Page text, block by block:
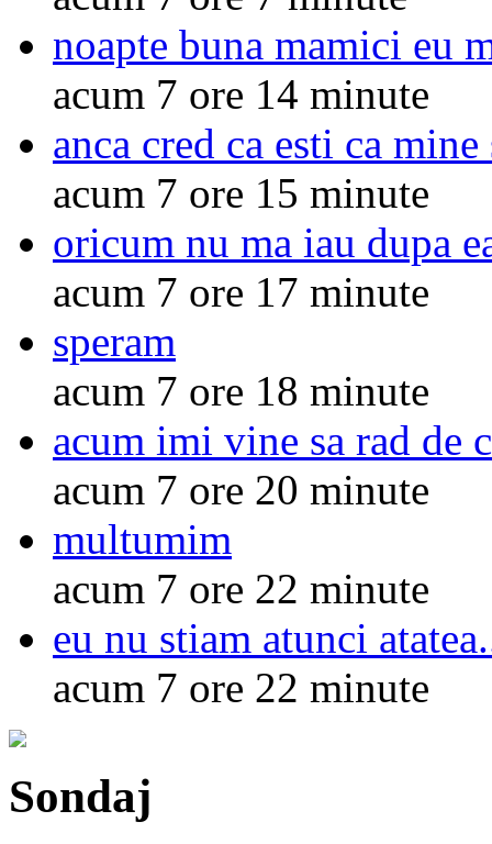
noapte buna mamici eu
acum 7 ore 14 minute
anca cred ca esti ca mine
acum 7 ore 15 minute
oricum nu ma iau dupa
acum 7 ore 17 minute
speram
acum 7 ore 18 minute
acum imi vine sa rad de
acum 7 ore 20 minute
multumim
acum 7 ore 22 minute
eu nu stiam atunci
acum 7 ore 22 minute
Sondaj